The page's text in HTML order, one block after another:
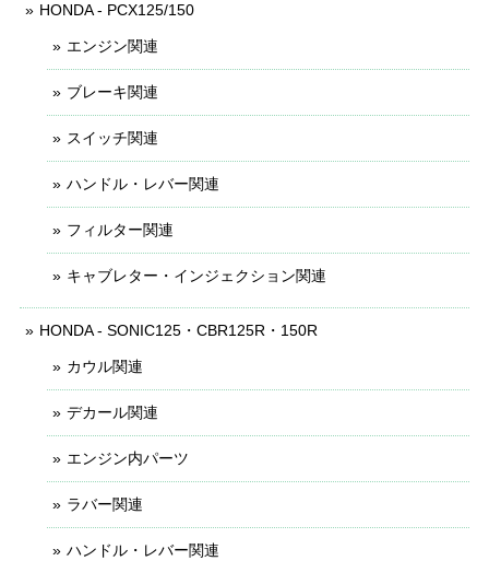
HONDA - PCX125/150
エンジン関連
ブレーキ関連
スイッチ関連
ハンドル・レバー関連
フィルター関連
キャブレター・インジェクション関連
HONDA - SONIC125・CBR125R・150R
カウル関連
デカール関連
エンジン内パーツ
ラバー関連
ハンドル・レバー関連